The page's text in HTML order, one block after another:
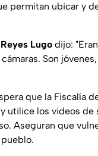
permitan ubicar y
Lugo dijo:
Son
que la Fiscalía
utilice los videos de
Aseguran que